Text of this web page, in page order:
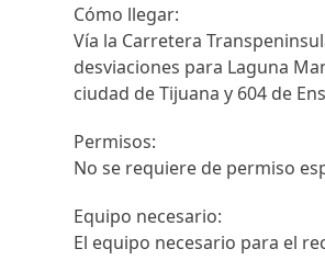
Cómo llegar:
Vía la Carretera
desviaciones para Laguna
ciudad de Tijuana y 604 de
Permisos:
No se requiere de permiso
Equipo necesario:
El equipo necesario para el